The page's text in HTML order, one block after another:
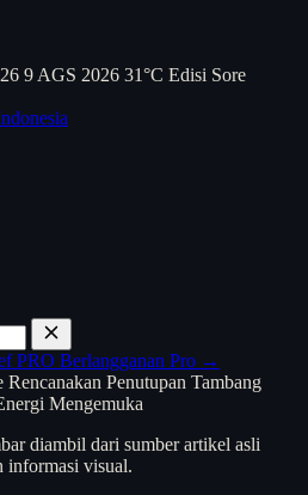
9 AGS 2026 31°C Edisi Sore
PRO Berlangganan Pro →
diambil dari sumber artikel asli
informasi visual.